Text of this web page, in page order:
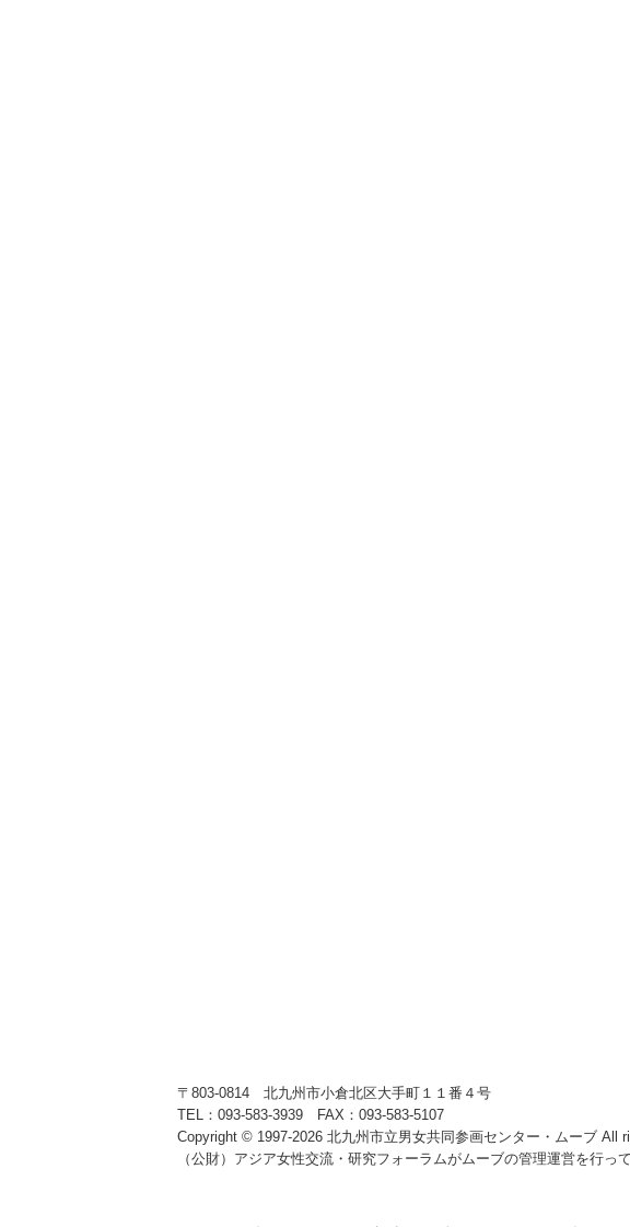
〒803‐0814 北九州市小倉北区大手町１１番４号
TEL：093‐583‐3939 FAX：093‐583‐5107
Copyright © 1997‐2026 北九州市立男女共同参画センター・ムーブ All
（公財）アジア女性交流・研究フォーラムがムーブの管理運営を行っ